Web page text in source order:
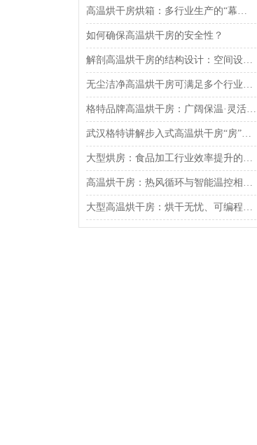
高温烘干房烘箱：多行业生产的“幕后支持者“
如何确保高温烘干房的安全性？
解剖高温烘干房的结构设计：空间设计与密闭性能
无尘洁净高温烘干房可满足多个行业需求
格特品牌高温烘干房：广阔保温·灵活控温湿·快速搭建
武汉格特讲解步入式高温烘干房“房”名由来
大型烘房：食品加工行业效率提升的得力助手
高温烘干房：热风循环与智能温控相辅相成
大型高温烘干房：烘干无忧、可编程智能控制